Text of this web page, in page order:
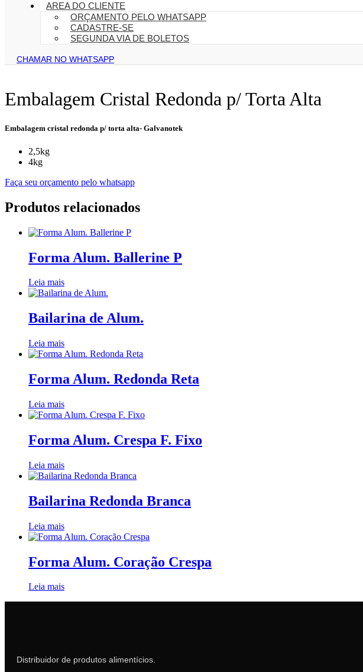
AREA DO CLIENTE
ORÇAMENTO PELO WHATSAPP
CADASTRE-SE
SEGUNDA VIA DE BOLETOS
CHAMAR NO WHATSAPP
Embalagem Cristal Redonda p/ Torta Alta
Embalagem cristal redonda p/ torta alta- Galvanotek
2,5kg
4kg
Faça seu orçamento pelo whatsapp
Produtos relacionados
Forma Alum. Ballerine P
Leia mais
Bailarina de Alum.
Leia mais
Forma Alum. Redonda Reta
Leia mais
Forma Alum. Crespa F. Fixo
Leia mais
Bailarina Redonda Branca
Leia mais
Forma Alum. Coração Crespa
Leia mais
Distribuidor de produtos alimentícios.